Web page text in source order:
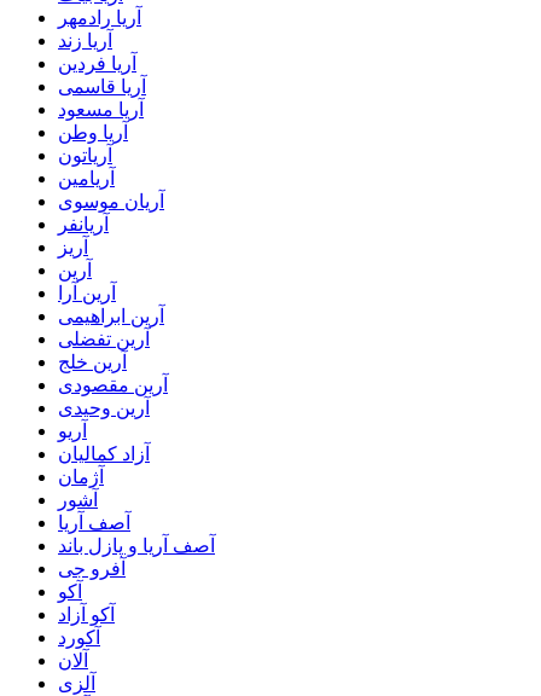
آریا رادمهر
آریا زند
آریا فردین
آریا قاسمی
آریا مسعود
آریا وطن
آریاتون
آریامین
آریان موسوی
آریانفر
آریز
آرین
آرین آرا
آرین ابراهیمی
آرین تفضلی
آرین خلج
آرین مقصودی
آرین وحیدی
آریو
آزاد کمالیان
آژمان
آشور
آصف آریا
آصف آریا و پازل باند
آفرو جی
آکو
آکو آزاد
آکورد
آلان
آلزی